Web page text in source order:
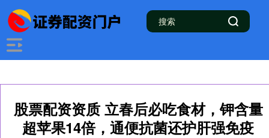
股票配资资质 立春后必吃食材，钾含量
超苹果14倍，通便抗菌还护肝强免疫